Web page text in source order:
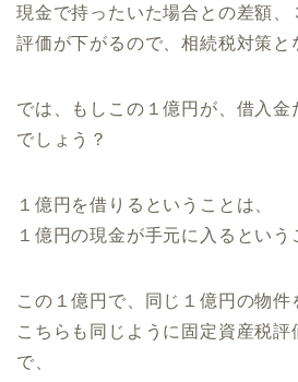
現金で持ったいた場合との差額、
評価が下がるので、相続税対策と
では、もしこの１億円が、借入金
でしょう？
１億円を借りるということは、
１億円の現金が手元に入るという
この１億円で、同じ１億円の物件
こちらも同じように固定資産税
で、